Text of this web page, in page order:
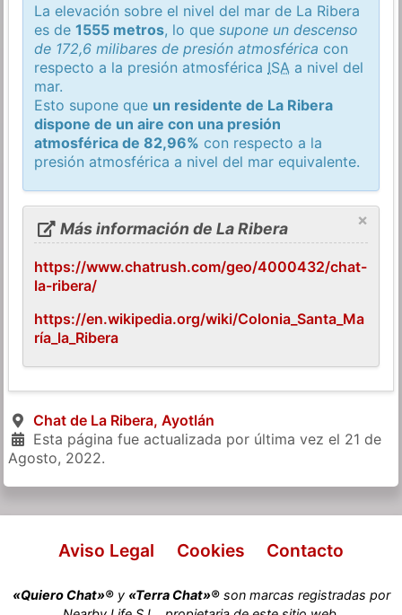
La elevación sobre el nivel del mar de La Ribera
es de1555 metros, lo quesupone un descenso
de 172,6 milibares de presión atmosférica con
respecto a la presión atmosférica ISA a nivel del
mar.
Esto supone que un residente de La Ribera
dispone de un aire con una presión
atmosférica de 82,96% con respecto a la
presión atmosférica a nivel del mar equivalente.
×
Más información de La Ribera
https://www.chatrush.com/geo/4000432/chat-
la-ribera/
https://en.wikipedia.org/wiki/Colonia_Santa_Ma
ría_la_Ribera
Chat de La Ribera, Ayotlán
Esta página fue actualizada por última vez el 21 de
Agosto, 2022.
Aviso Legal Cookies Contacto
«Quiero Chat»®y «Terra Chat»®son marcas registradas por